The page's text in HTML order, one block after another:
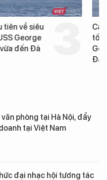
Cận cảnh chiến hạm
tống tàu sân bay USS
George Washington
phòng tại Hà Nội, đẩy
tại Việt Nam
đại nhạc hội tương tác